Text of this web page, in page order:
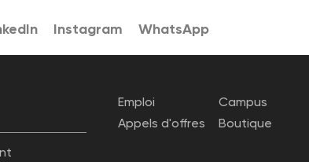
Instagram WhatsApp
Emploi
Appels d'offres
Campus
Boutique